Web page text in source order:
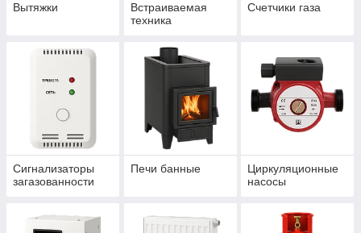
Вытяжки
Встраиваемая
техника
Счетчики газа
Сигнализаторы
загазованности
Печи банные
Циркуляционные
насосы